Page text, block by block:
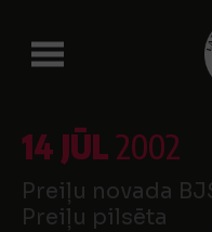
14 JŪL2002
Preiļu novada
Preiļu pilsēta